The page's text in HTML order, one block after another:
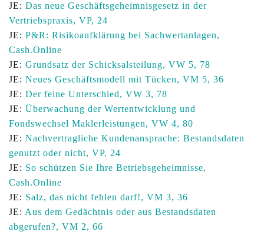
JE: Das neue Geschäftsgeheimnisgesetz in der
Vertriebspraxis, VP, 24
JE: P&R: Risikoaufklärung bei Sachwertanlagen,
Cash.Online
JE: Grundsatz der Schicksalsteilung, VW 5, 78
JE: Neues Geschäftsmodell mit Tücken, VM 5, 36
JE: Der feine Unterschied, VW 3, 78
JE: Überwachung der Wertentwicklung und
Fondswechsel Maklerleistungen, VW 4, 80
JE: Nachvertragliche Kundenansprache: Bestandsdaten
genutzt oder nicht, VP, 24
JE: So schützen Sie Ihre Betriebsgeheimnisse,
Cash.Online
JE: Salz, das nicht fehlen darf!, VM 3, 36
JE: Aus dem Gedächtnis oder aus Bestandsdaten
abgerufen?, VM 2, 66